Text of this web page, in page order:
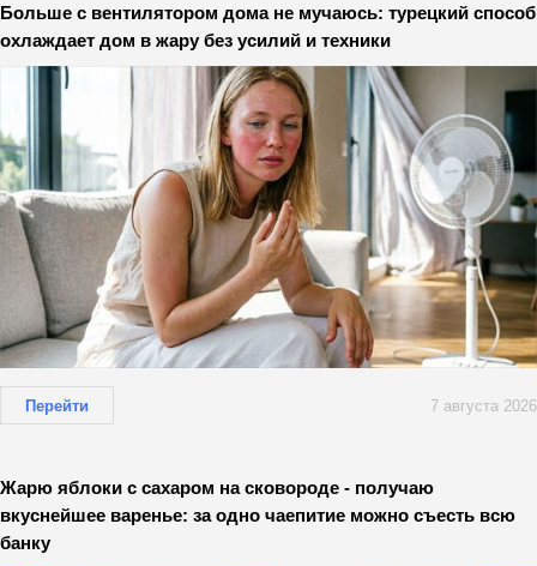
Больше с вентилятором дома не мучаюсь: турецкий способ
охлаждает дом в жару без усилий и техники
Перейти 7 августа 2026
Жарю яблоки с сахаром на сковороде - получаю
вкуснейшее варенье: за одно чаепитие можно съесть всю
банку